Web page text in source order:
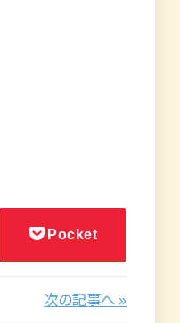
Pocket
次の記事へ »